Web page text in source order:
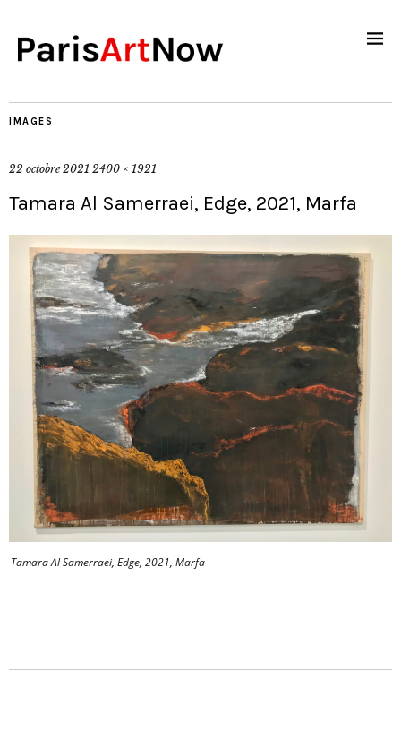
IMAGES
22 octobre 2021 2400 × 1921
Tamara Al Samerraei, Edge, 2021, Marfa
Tamara Al Samerraei, Edge, 2021, Marfa